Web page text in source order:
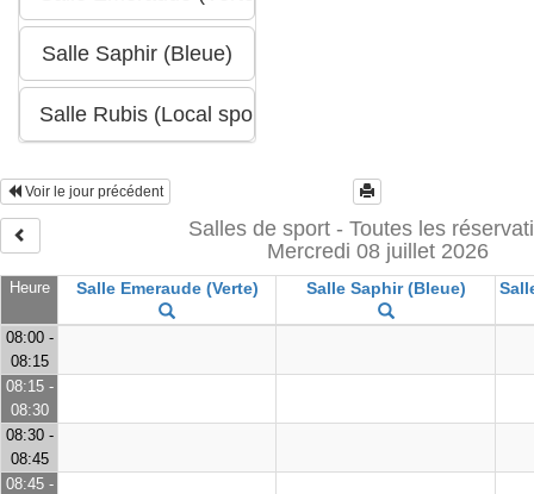
Voir le jour précédent
Salles de sport - Toutes les
Mercredi 08 juillet 2026
Heure Salle Emeraude (Verte) Salle Saphir (Bleue)
08:00 -
08:15
08:15 -
08:30
08:30 -
08:45
08:45 -